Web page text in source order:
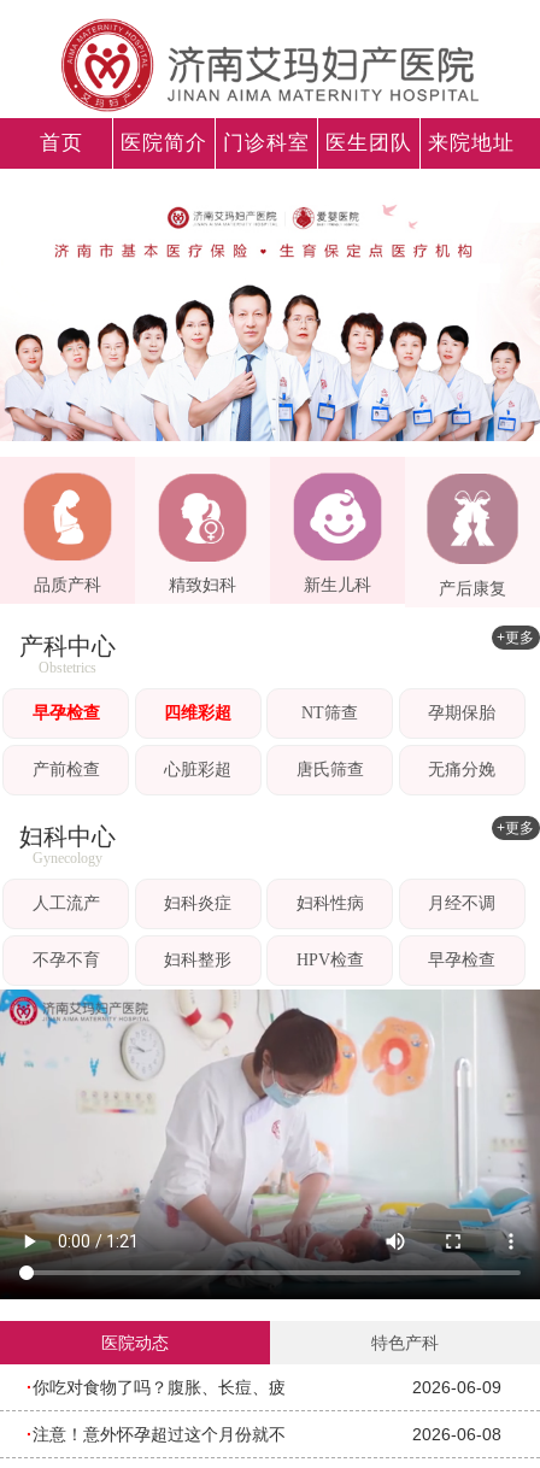
首页 医院简介 门诊科室 医生团队 来院地址
品质产科 精致妇科 新生儿科 产后康复
产科中心
Obstetrics
+更多
早孕检查 四维彩超 NT筛查 孕期保胎
产前检查 心脏彩超 唐氏筛查 无痛分娩
妇科中心
Gynecology
+更多
人工流产 妇科炎症 妇科性病 月经不调
不孕不育 妇科整形 HPV检查 早孕检查
医院动态 特色产科
·你吃对食物了吗？腹胀、长痘、疲 2026-06-09
·注意！意外怀孕超过这个月份就不 2026-06-08